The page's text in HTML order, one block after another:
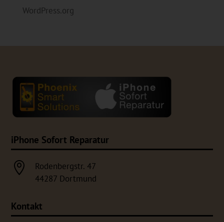
WordPress.org
iPhone Sofort Reparatur

Rodenbergstr. 47
44287 Dortmund
Kontakt